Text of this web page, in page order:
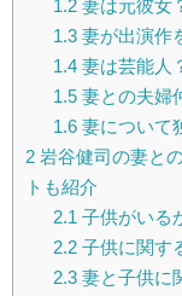
1.2妻は元彼女
1.3妻が出演作
1.4妻は芸能人
1.5妻との夫婦
1.6妻について
2 岩谷健司の妻と
トも紹介
2.1 子供がいる
2.2子供に関す
2.3妻と子供に